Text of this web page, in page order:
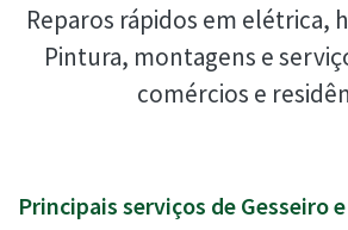
Reparos rápidos em elétrica,
Pintura, montagens e
comércios e
Principais serviços de Gesseiro